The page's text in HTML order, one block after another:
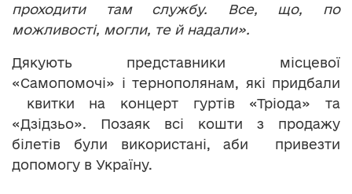
проходити там службу. Все, що, по
можливості, могли, те й надали».
Дякують представники місцевої
«Самопомочі» і тернополянам, які придбали
квитки на концерт гуртів «Тріода» та
«Дзідзьо». Позаяк всі кошти з продажу
білетів були використані, аби привезти
допомогу в Україну.